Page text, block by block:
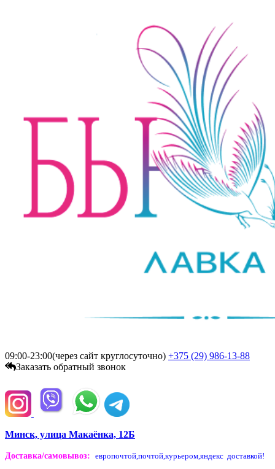
09:00-23:00(через сайт круглосуточно) +375 (29) 986-13-88
Заказать обратный звонок
Минск, улица Макаёнка, 12Б
Доставка/самовывоз: европочтой,почтой,курьером,яндекс доставкой!